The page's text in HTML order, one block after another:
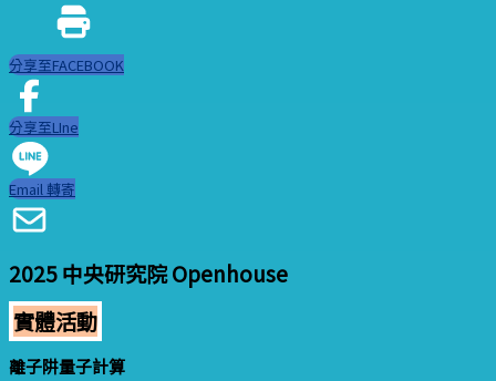
分享至FACEBOOK
分享至LIne
Email 轉寄
2025 中央研究院 Openhouse
實體活動
離子阱量子計算